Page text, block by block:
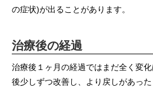
の症状)が出ることがあります。
治療後の経過
治療後１ヶ月の経過ではまだ全く変
後少しずつ改善し、より戻しがあっ